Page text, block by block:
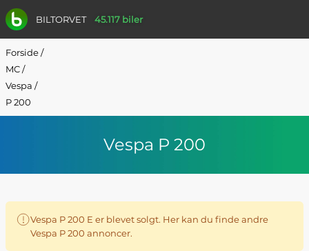
BILTORVET 45.117 biler
Forside/
MC/
Vespa /
P 200
Vespa P 200
Vespa P 200 E er blevet solgt. Her kan du finde andre
Vespa P 200 annoncer.